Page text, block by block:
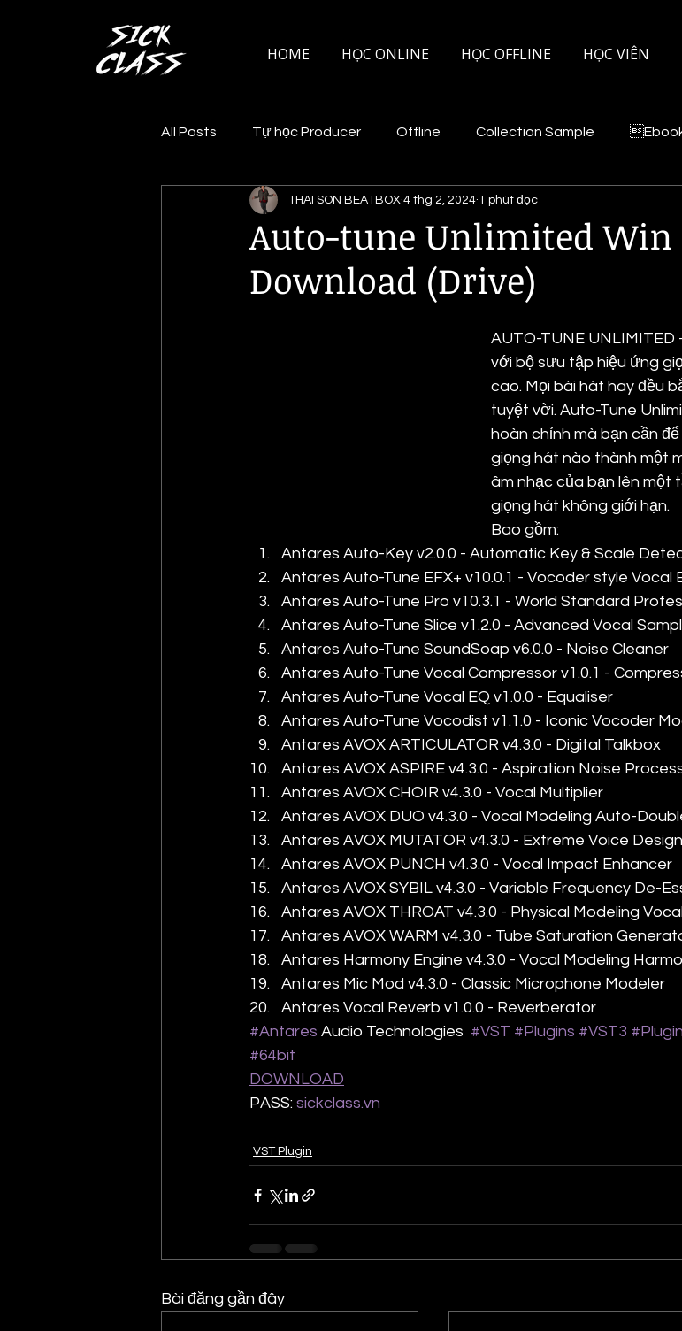
HOME HỌC ONLINE HỌC OFFLINE HỌC VIÊN
All Posts Tự học Producer Offline Collection Sample
VST Plugin
Auto-tune Unlimited Win
Download (Drive)
THAI SON BEATBOX 4 thg 2, 2024 1 phút đọc
AUTO-TUNE UNLIMITED
với bộ sưu tập hiệu ứng
cao. Mọi bài hát hay đều
tuyệt vời. Auto-Tune
hoàn chỉnh mà bạn cần
giọng hát nào thành một
âm nhạc của bạn lên một
giọng hát không giới hạn.
Bao gồm:
Antares Auto-Key v2.0.0 - Automatic Key & Scale
Antares Auto-Tune EFX+ v10.0.1 - Vocoder style Vocal
Antares Auto-Tune Pro v10.3.1 - World Standard
Antares Auto-Tune Slice v1.2.0 - Advanced Vocal
Antares Auto-Tune SoundSoap v6.0.0 - Noise Cleaner
Antares Auto-Tune Vocal Compressor v1.0.1 -
Antares Auto-Tune Vocal EQ v1.0.0 - Equaliser
Antares Auto-Tune Vocodist v1.1.0 - Iconic Vocoder
Antares AVOX ARTICULATOR v4.3.0 - Digital Talkbox
Antares AVOX ASPIRE v4.3.0 - Aspiration Noise
Antares AVOX CHOIR v4.3.0 - Vocal Multiplier
Antares AVOX DUO v4.3.0 - Vocal Modeling Auto-
Antares AVOX MUTATOR v4.3.0 - Extreme Voice
Antares AVOX PUNCH v4.3.0 - Vocal Impact Enhancer
Antares AVOX SYBIL v4.3.0 - Variable Frequency De-
Antares AVOX THROAT v4.3.0 - Physical Modeling
Antares AVOX WARM v4.3.0 - Tube Saturation
Antares Harmony Engine v4.3.0 - Vocal Modeling
Antares Mic Mod v4.3.0 - Classic Microphone Modeler
Antares Vocal Reverb v1.0.0 - Reverberator
#Antares Audio Technologies #VST #Plugins #VST3
#64bit
DOWNLOAD
PASS: sickclass.vn
VST Plugin
Bài đăng gần đây